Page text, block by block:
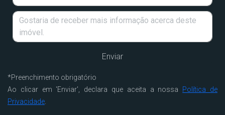
*Preenchimento obrigatório
Ao clicar em 'Enviar', declara que aceita a nossa Política de
Privacidade